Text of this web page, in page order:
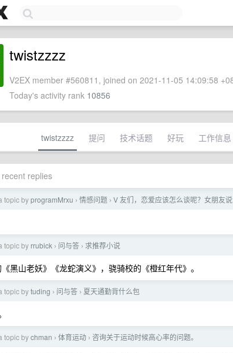
twistzzzz
V2EX member #560811, joined on 2021-11-05 14:09:58
Today's activity rank 10856
twistzzzz 提问 技术话题 好玩 工作信息
replies
topic byprogramMrxu › 情感问题 › V 友们，恋爱应该怎么谈呢？女朋友说
topic by rrubick › 问与答 › 求推荐小说
黑山老妖》《龙蛇演义》，骁骑校的《橙红年代》。
topic bytuding › 问与答 › 夏天通勤背什么包
topic bychman › 体育运动 › 咨询关于运动时候高心率的问题。